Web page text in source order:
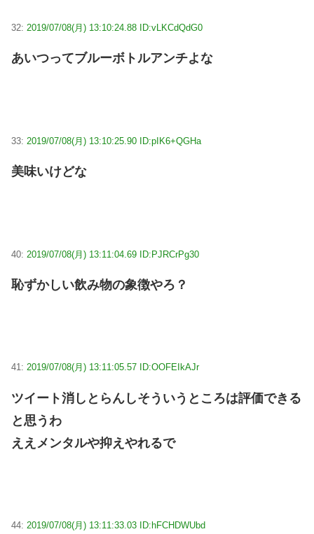
32: 2019/07/08(月) 13:10:24.88 ID:vLKCdQdG0
あいつってブルーボトルアンチよな
33: 2019/07/08(月) 13:10:25.90 ID:pIK6+QGHa
美味いけどな
40: 2019/07/08(月) 13:11:04.69 ID:PJRCrPg30
恥ずかしい飲み物の象徴やろ？
41: 2019/07/08(月) 13:11:05.57 ID:OOFEIkAJr
ツイート消しとらんしそういうところは評価できる
と思うわ
ええメンタルや抑えやれるで
44: 2019/07/08(月) 13:11:33.03 ID:hFCHDWUbd